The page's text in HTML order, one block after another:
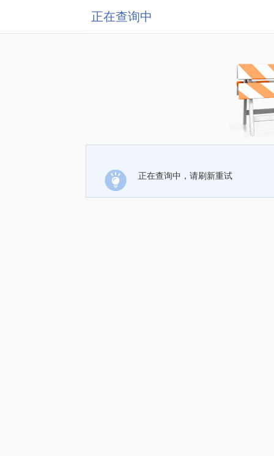
正在查询中
正在查询中，请刷新重试